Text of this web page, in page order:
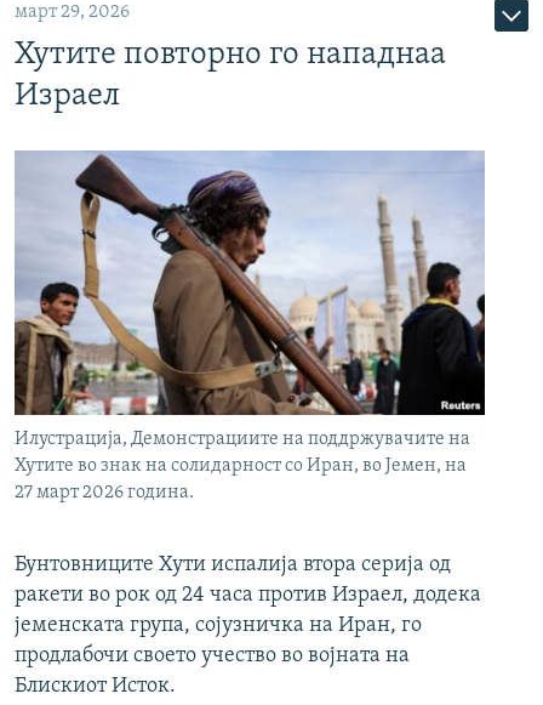
март 29, 2026
Хутите повторно го нападнаа
Израел
Илустрација, Демонстрациите на поддржувачите на
Хутите во знак на солидарност со Иран, во Јемен, на
27 март 2026 година.
Бунтовниците Хути испалија втора серија од
ракети во рок од 24 часа против Израел, додека
јеменската група, сојузничка на Иран, го
продлабочи своето учество во војната на
Блискиот Исток.